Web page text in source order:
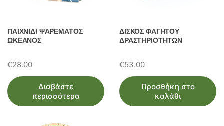
ΠΑΙΧΝΙΔΙ ΨΑΡΕΜΑΤΟΣ
ΩΚΕΑΝΟΣ
€28.00
Διαβάστε
περισσότερα
ΔΙΣΚΟΣ ΦΑΓΗΤΟΥ
ΔΡΑΣΤΗΡΙΟΤΗΤΩΝ
€53.00
Προσθήκη στο
καλάθι